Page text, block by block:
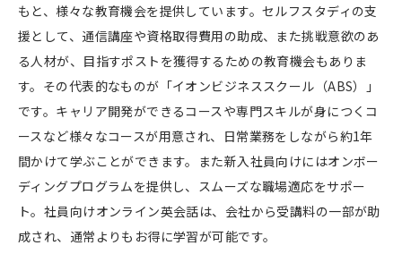
もと、様々な教育機会を提供しています。セルフスタディの支
援として、通信講座や資格取得費用の助成、また挑戦意欲のあ
る人材が、目指すポストを獲得するための教育機会もありま
す。その代表的なものが「イオンビジネススクール（ABS）」
です。キャリア開発ができるコースや専門スキルが身につくコ
ースなど様々なコースが用意され、日常業務をしながら約1年
間かけて学ぶことができます。また新入社員向けにはオンボー
ディングプログラムを提供し、スムーズな職場適応をサポー
ト。社員向けオンライン英会話は、会社から受講料の一部が助
成され、通常よりもお得に学習が可能です。